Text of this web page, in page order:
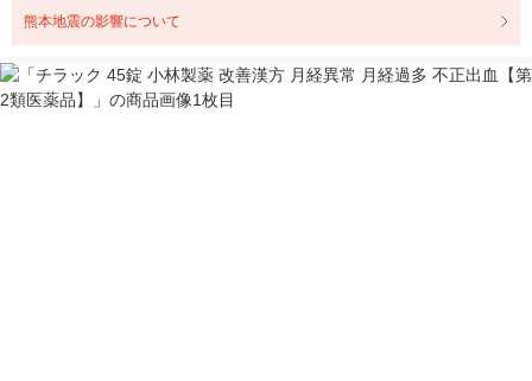
熊本地震の影響について